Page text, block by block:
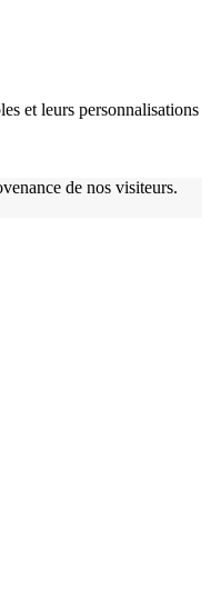
et leurs personnalisations
de nos visiteurs.